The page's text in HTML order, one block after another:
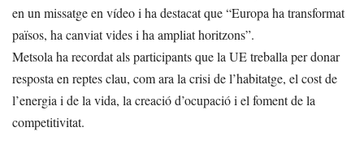
en un missatge en vídeo i ha destacat que “Europa ha transformat
països, ha canviat vides i ha ampliat horitzons”.
Metsola ha recordat als participants que la UE treballa per donar
resposta en reptes clau, com ara la crisi de l’habitatge, el cost de
l’energia i de la vida, la creació d’ocupació i el foment de la
competitivitat.